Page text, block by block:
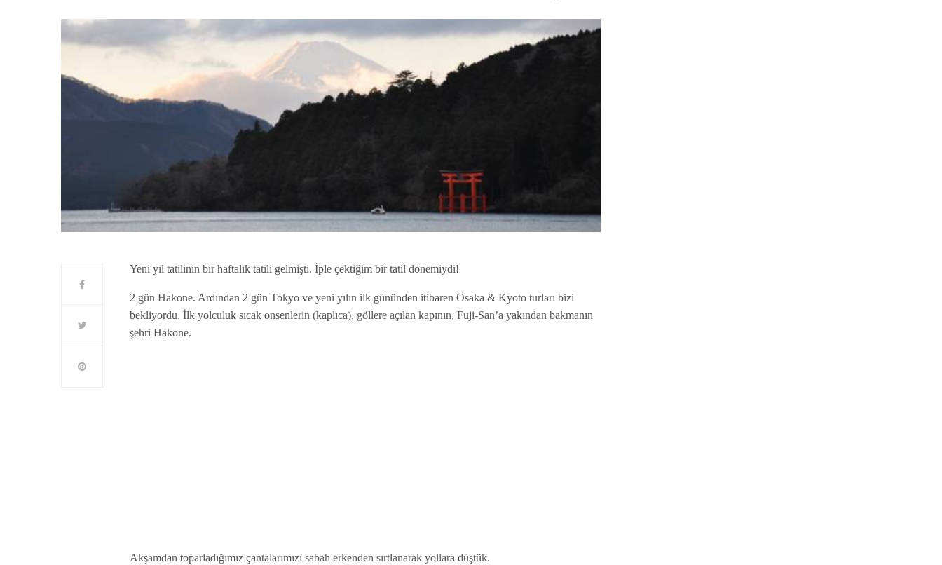
Yeni yıl tatilinin bir haftalık tatili gelmişti. İple çektiğim bir tatil dönemiydi!
2 gün Hakone. Ardından 2 gün Tokyo ve yeni yılın ilk gününden itibaren Osaka & Kyoto turları bizi
bekliyordu. İlk yolculuk sıcak onsenlerin (kaplıca), göllere açılan kapının, Fuji-San’a yakından bakmanın
şehri Hakone.
Akşamdan toparladığımız çantalarımızı sabah erkenden sırtlanarak yollara düştük.